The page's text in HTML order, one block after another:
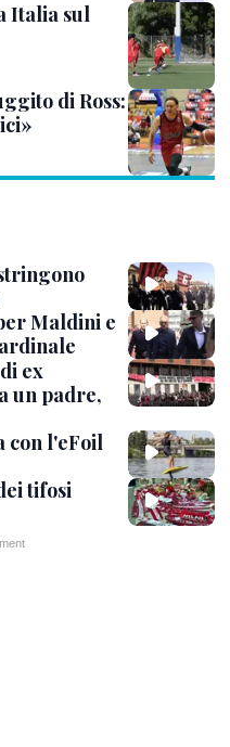
Italia sul
di Ross:
Maldini e
ex
un padre,
con l'eFoil
tifosi